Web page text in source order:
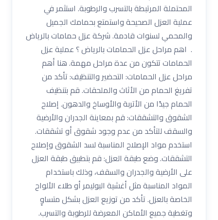
المحتملة المرتبطة بالتسرب والرطوبة. استثمر في
عملية العزل الصحيحة واستمتع بحمامك الجميل
والمحمي لسنوات قادمة. شركة عزل حمامات بالرياض
. اهم مراحل عزل الحمامات بالرياض ؟ عملية عزل
الحمامات تتكون من عدة مراحل مهمة. هنا أهم
مراحل عزل الحمامات: التحضير والتنظيف: تأكد من
تفريغ الحمام من الأثاث والملحقات. قم بتنظيف
الحمام جيدًا من الأتربة والأوساخ والدهون. إصلاح
الشقوق والتشققات: قم بمعاينة الجدران والأرضية
والسقف للتأكد من عدم وجود شقوق أو تشققات.
استخدم مواد الإصلاح المناسبة لسد الشقوق وإصلاح
التشققات. وضع طبقة العزل: قم بتطبيق طبقة العزل
على الأرضية والجدران والسقف، وذلك باستخدام
المواد المناسبة مثل أغشية البوليمر أو طلاء الألواح
الخاصة بالعزل. تأكد من توزيع العزل بشكل متساوٍ
وتغطية جميع الأماكن المعرضة للرطوبة والتسرب.